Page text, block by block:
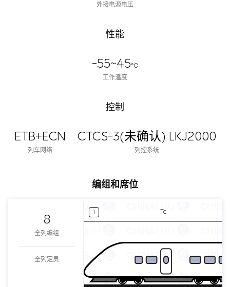
外接电源电压
性能
-55~45℃
工作温度
控制
ETB+ECN
列车网络
CTCS-3(未确认) LKJ2000
列控系统
编组和席位
8
全列编组
全列定员
1 Tc